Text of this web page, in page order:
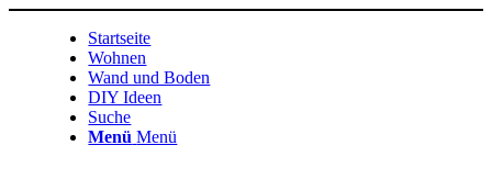
Startseite
Wohnen
Wand und Boden
DIY Ideen
Suche
Menü Menü